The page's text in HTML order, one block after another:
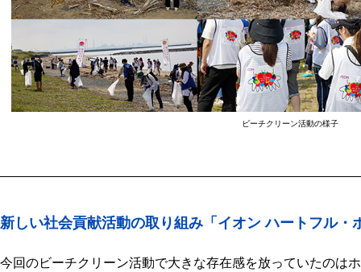
ビーチクリーン活動の様子
新しい社会貢献活動の取り組み「イオン ハートフル・
今回のビーチクリーン活動で大きな存在感を放っていたのは